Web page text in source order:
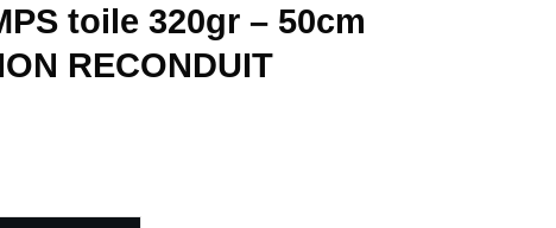
toile 320gr – 50cm
RECONDUIT